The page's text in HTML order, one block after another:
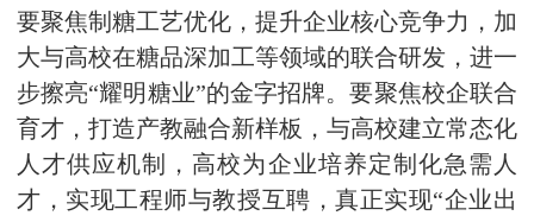
要聚焦制糖工艺优化，提升企业核心竞争力，加
大与高校在糖品深加工等领域的联合研发，进一
步擦亮“耀明糖业”的金字招牌。要聚焦校企联合
育才，打造产教融合新样板，与高校建立常态化
人才供应机制，高校为企业培养定制化急需人
才，实现工程师与教授互聘，真正实现“企业出